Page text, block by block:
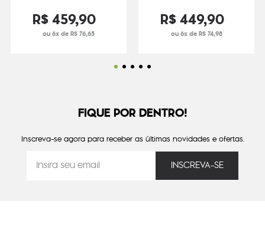
R$459,90
ou 6x de R$ 76,65
R$449,90
ou 6x de R$ 74,98
FIQUE POR DENTRO!
Inscreva-se agora para receber as últimas novidades e ofertas.